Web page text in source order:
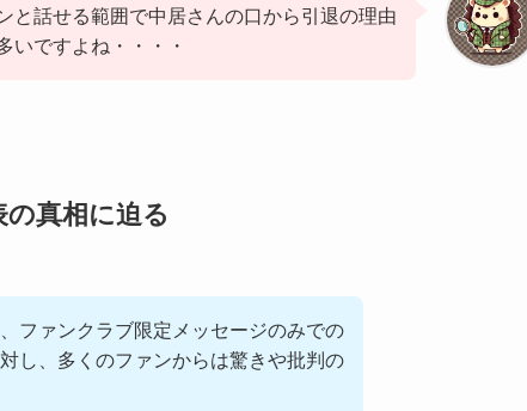
と話せる範囲で中居さんの口から引退の理由
いですよね・・・・
真相に迫る
ファンクラブ限定メッセージのみでの
し、多くのファンからは驚きや批判の